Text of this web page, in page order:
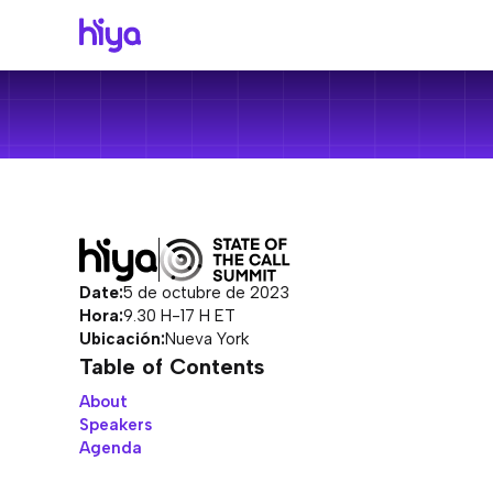
La
Date:5 de octubre de 2023
Hora:9.30 H-17 H ET
Ubicación:Nueva York
Table of Contents
About
Speakers
Agenda